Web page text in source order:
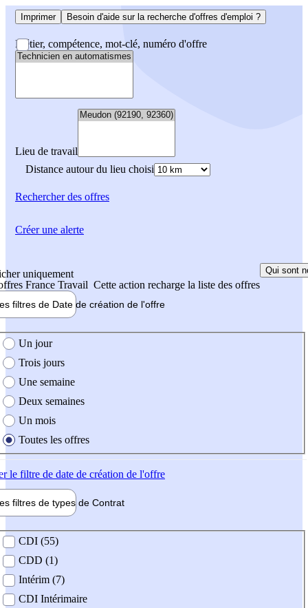
Imprimer Besoin d'aide sur la recherche d'offres d'emploi ?
Métier, compétence, mot-clé, numéro d'offre
Lieu de travail
Distance autour du lieu choisi
Rechercherdes offres
uniquement
France Travail Cette action recharge la liste des offres
Qui sont
filtres de Date de création de l'offre
création de l'offre
Un jour
Trois jours
Une semaine
Deux semaines
Un mois
Toutes les offres
le filtre de date de création de l'offre
filtres de types de Contrat
contrat
CDI (55)
CDD (1)
Intérim (7)
CDI Intérimaire
Créer une alerte